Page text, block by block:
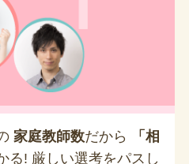
家庭教師数だから
「相
る! 厳しい選考をパスし